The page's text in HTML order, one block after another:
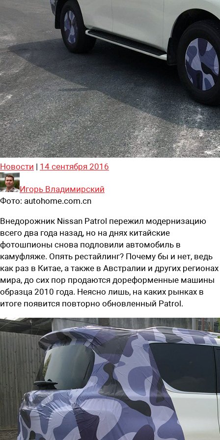
Новости | 14 сентября 2016
Игорь Владимирский
Фото: autohome.com.cn
Внедорожник Nissan Patrol пережил модернизацию
всего два года назад, но на днях китайские
фотошпионы снова подловили автомобиль в
камуфляже. Опять рестайлинг? Почему бы и нет, ведь
как раз в Китае, а также в Австралии и других регионах
мира, до сих пор продаются дореформенные машины
образца 2010 года. Неясно лишь, на каких рынках в
итоге появится повторно обновленный Patrol.